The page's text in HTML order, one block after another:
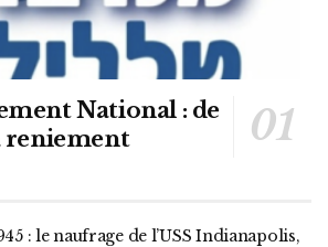
National : de
reniement
: le naufrage de l’USS Indianapolis,